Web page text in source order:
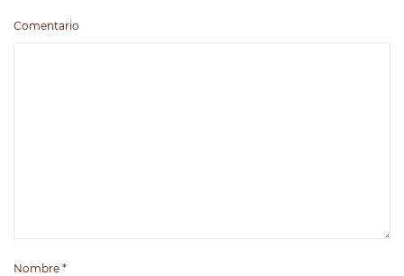
Comentario
Nombre *